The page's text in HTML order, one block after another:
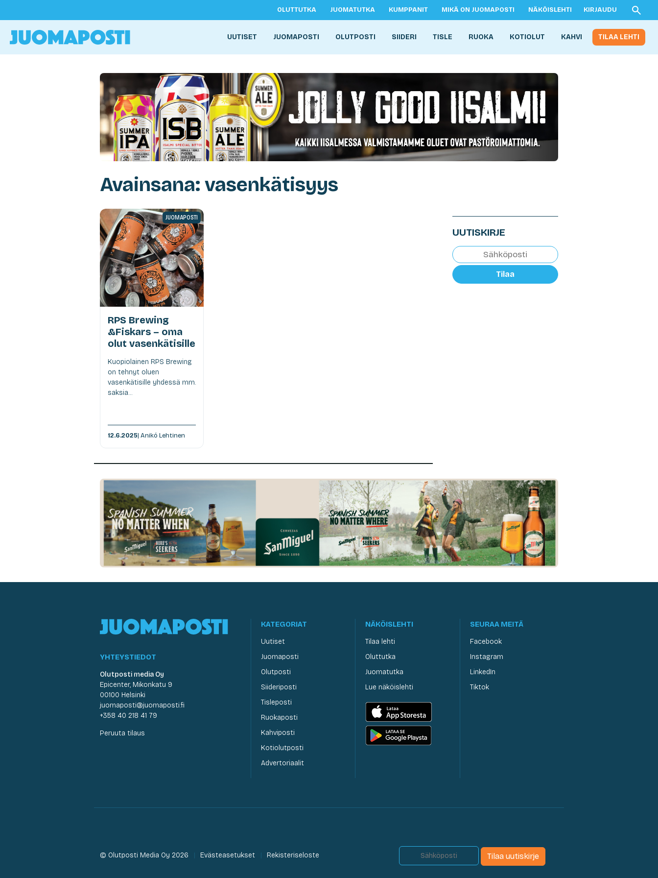
OLUTTUTKA JUOMATUTKA KUMPPANIT MIKÄ ON JUOMAPOSTI NÄKÖISLEHTI KIRJAUDU
UUTISET JUOMAPOSTI OLUTPOSTI SIIDERI TISLE RUOKA KOTIOLUT KAHVI TILAA LEHTI
Avainsana: vasenkätisyys
JUOMAPOSTI
RPS Brewing
&Fiskars – oma
olut vasenkätisille
Kuopiolainen RPS Brewing
on tehnyt oluen
vasenkätisille yhdessä mm.
saksia...
12.6.2025| Anikó Lehtinen
UUTISKIRJE
Tilaa
YHTEYSTIEDOT
Olutposti media Oy
Epicenter, Mikonkatu 9
00100 Helsinki
juomaposti@juomaposti.fi
+358 40 218 41 79
Peruuta tilaus
KATEGORIAT
Uutiset
Juomaposti
Olutposti
Siideriposti
Tisleposti
Ruokaposti
Kahviposti
Kotiolutposti
Advertoriaalit
NÄKÖISLEHTI
Tilaa lehti
Oluttutka
Juomatutka
Lue näköislehti
SEURAA MEITÄ
Facebook
Instagram
LinkedIn
Tiktok
© Olutposti Media Oy 2026 Evästeasetukset Rekisteriseloste Tilaa uutiskirje